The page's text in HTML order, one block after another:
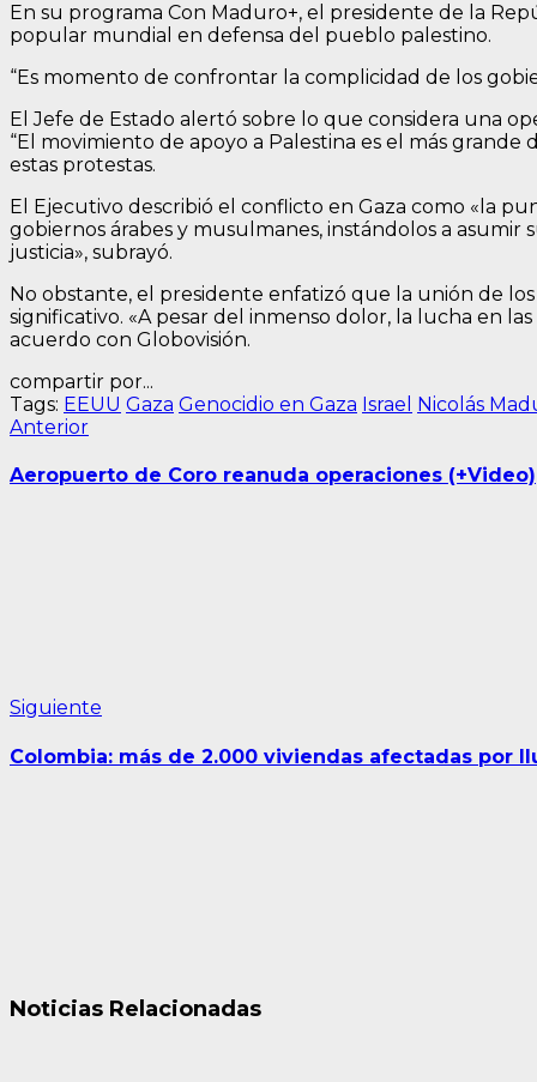
En su programa Con Maduro+, el presidente de la
popular mundial en defensa del pueblo palestino.
“Es momento de confrontar la complicidad de los
El Jefe de Estado alertó sobre lo que considera una
“El movimiento de apoyo a Palestina es el más
estas protestas.
El Ejecutivo describió el conflicto en Gaza como «la
gobiernos árabes y musulmanes, instándolos a
justicia», subrayó.
No obstante, el presidente enfatizó que la unión de
significativo. «A pesar del inmenso dolor, la lucha en
acuerdo con Globovisión.
compartir por...
Tags: EEUU Gaza Genocidio en Gaza Israel Nicolás
Navegación
de
AnteriorEntrada
Aeropuerto de Coro reanuda operaciones (+Video)
Siguiente
Colombia: más de 2.000 viviendas afectadas por
Noticias Relacionadas